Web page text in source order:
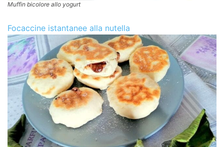
Muffin bicolore allo yogurt
Focaccine istantanee alla nutella